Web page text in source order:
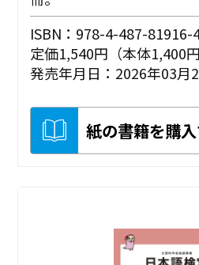
ISBN：978-4-487-81916-
定価1,540円（本体1,400
発売年月日：2026年03月
紙の書籍を購